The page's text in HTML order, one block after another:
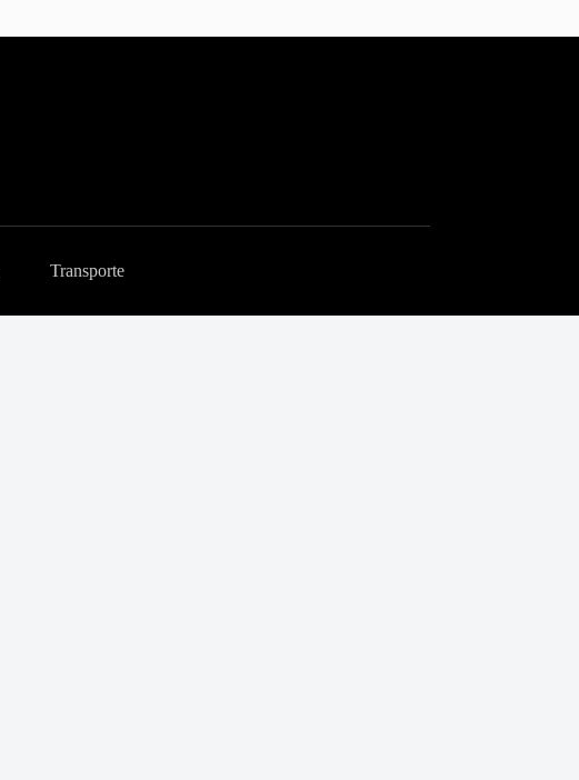
Transporte